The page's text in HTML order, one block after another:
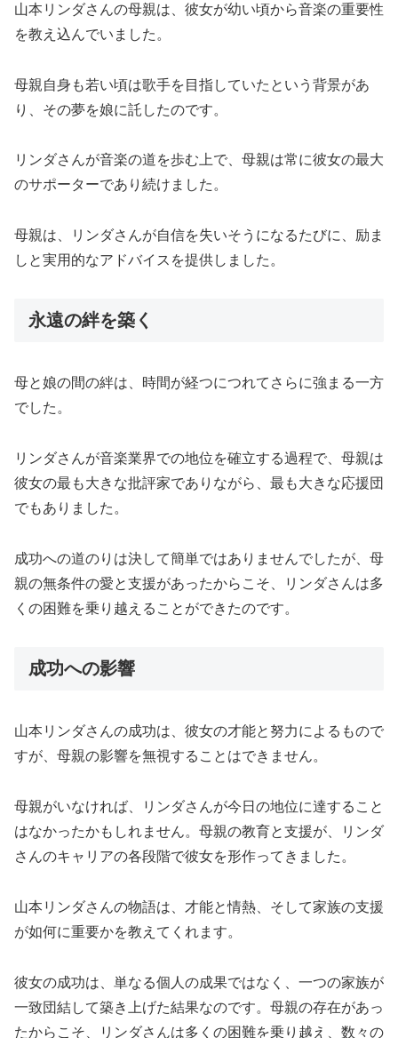
山本リンダさんの母親は、彼女が幼い頃から音楽の重要性
を教え込んでいました。
母親自身も若い頃は歌手を目指していたという背景があ
り、その夢を娘に託したのです。
リンダさんが音楽の道を歩む上で、母親は常に彼女の最大
のサポーターであり続けました。
母親は、リンダさんが自信を失いそうになるたびに、励ま
しと実用的なアドバイスを提供しました。
永遠の絆を築く
母と娘の間の絆は、時間が経つにつれてさらに強まる一方
でした。
リンダさんが音楽業界での地位を確立する過程で、母親は
彼女の最も大きな批評家でありながら、最も大きな応援団
でもありました。
成功への道のりは決して簡単ではありませんでしたが、母
親の無条件の愛と支援があったからこそ、リンダさんは多
くの困難を乗り越えることができたのです。
成功への影響
山本リンダさんの成功は、彼女の才能と努力によるもので
すが、母親の影響を無視することはできません。
母親がいなければ、リンダさんが今日の地位に達すること
はなかったかもしれません。母親の教育と支援が、リンダ
さんのキャリアの各段階で彼女を形作ってきました。
山本リンダさんの物語は、才能と情熱、そして家族の支援
が如何に重要かを教えてくれます。
彼女の成功は、単なる個人の成果ではなく、一つの家族が
一致団結して築き上げた結果なのです。母親の存在があっ
たからこそ、リンダさんは多くの困難を乗り越え、数々の